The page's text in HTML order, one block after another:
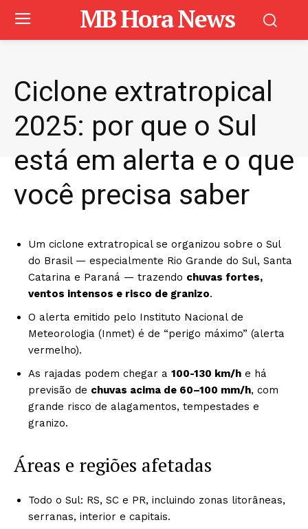
MB Hora News
Ciclone extratropical
2025: por que o Sul
está em alerta e o que
você precisa saber
Um ciclone extratropical se organizou sobre o Sul
do Brasil — especialmente Rio Grande do Sul, Santa
Catarina e Paraná — trazendo chuvas fortes,
ventos intensos e risco de granizo.
O alerta emitido pelo Instituto Nacional de
Meteorologia (Inmet) é de “perigo máximo” (alerta
vermelho).
As rajadas podem chegar a 100-130 km/h e há
previsão de chuvas acima de 60–100 mm/h, com
grande risco de alagamentos, tempestades e
granizo.
Áreas e regiões afetadas
Todo o Sul: RS, SC e PR, incluindo zonas litorâneas,
serranas, interior e capitais.